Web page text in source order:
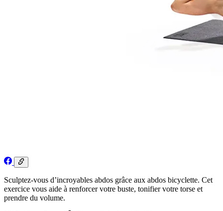
Sculptez-vous d’incroyables abdos grâce aux abdos bicyclette. Cet
exercice vous aide à renforcer votre buste, tonifier votre torse et
prendre du volume.